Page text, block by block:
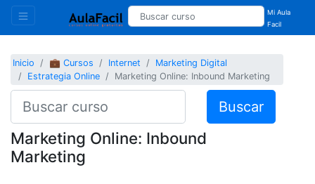
Mi Aula
Facil
Inicio 💼 Cursos Internet
Marketing Digital
Estrategia Online
Marketing Online: Inbound Marketing
Buscar
Marketing Online: Inbound
Marketing